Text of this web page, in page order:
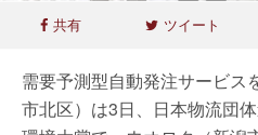
共有 ツイート
需要予測型自動発注サービス
市北区）は3日、日本物流団